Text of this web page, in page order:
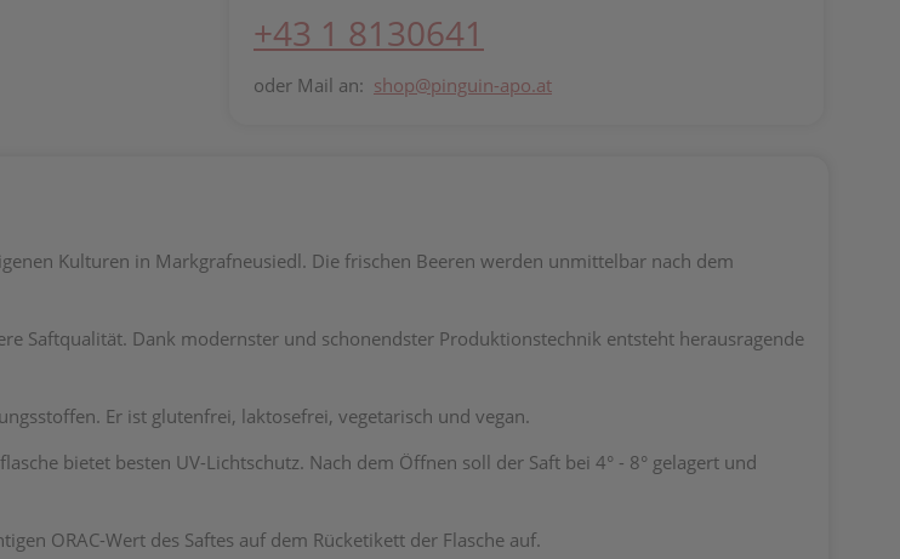
+43 1 8130641
oder Mail an: shop@pinguin-apo.at
Kulturen in Markgrafneusiedl. Die frischen Beeren werden unmittelbar nach dem
Saftqualität. Dank modernster und schonendster Produktionstechnik entsteht herausragende
Er ist glutenfrei, laktosefrei, vegetarisch und vegan.
bietet besten UV-Lichtschutz. Nach dem Öffnen soll der Saft bei 4° - 8° gelagert und
ORAC-Wert des Saftes auf dem Rücketikett der Flasche auf.